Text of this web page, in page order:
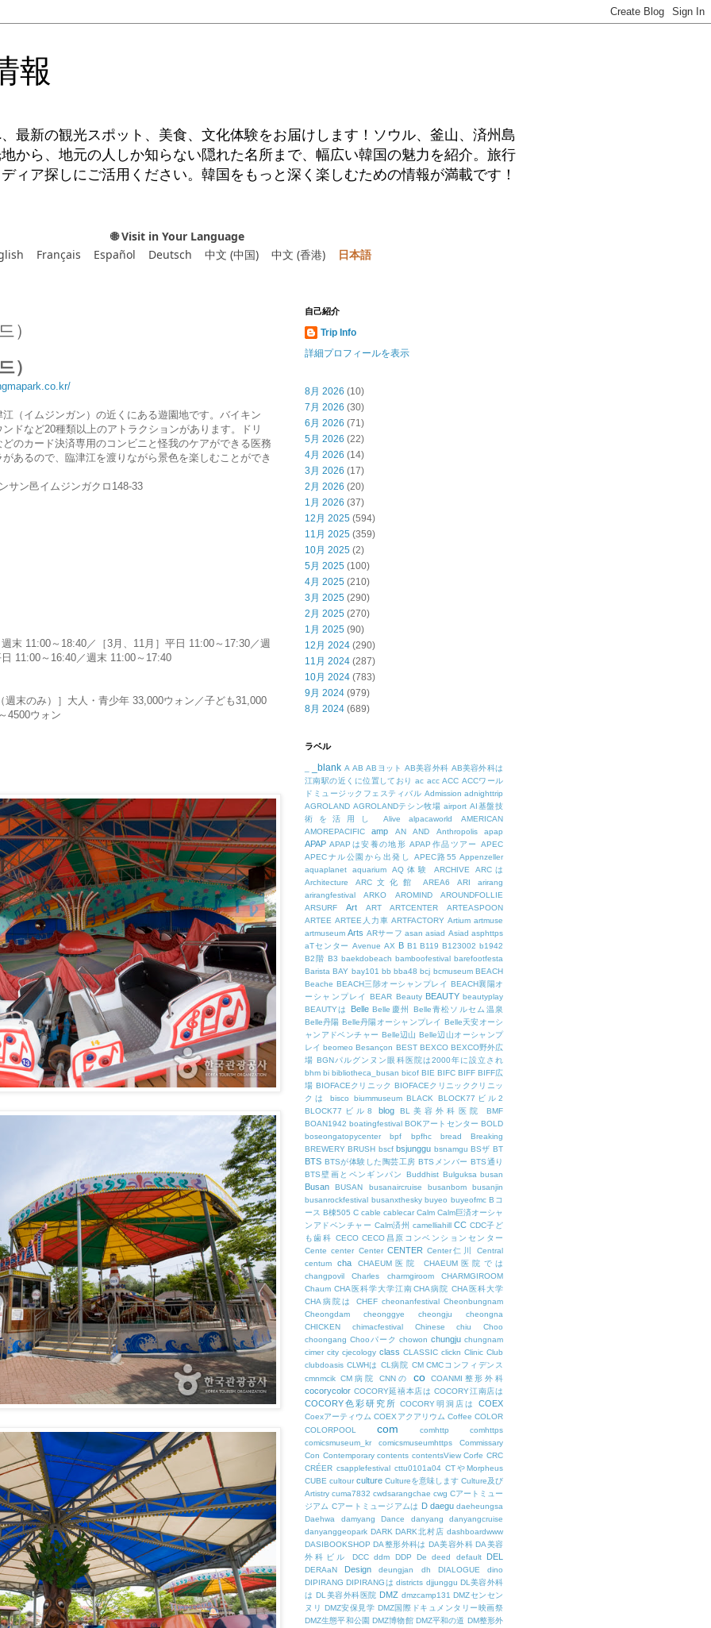
報
最新の観光スポット、美食、文化体験をお届けします！ソウル、釜山、済州島
から、地元の人しか知らない隠れた名所まで、幅広い韓国の魅力を紹介。旅行
ィア探しにご活用ください。韓国をもっと深く楽しむための情報が満載です！
🌐 Visit in Your Language
Français Español Deutsch 中文 (中国) 中文 (香港) 日本語
）
）
（イムジンガン）の近くにある遊園地です。バイキン
ドなど20種類以上のアトラクションがあります。ドリ
のカード決済専用のコンビニと怪我のケアができる医務
あるので、臨津江を渡りながら景色を楽しむことができ
サン邑イムジンガクロ148-33
末 11:00～18:40／［3月、11月］平日 11:00～17:30／週
11:00～16:40／週末 11:00～17:40
週末のみ）］大人・青少年 33,000ウォン／子ども31,000
4500ウォン
自己紹介
Trip Info
詳細プロフィールを表示
8月 2026 (10)
7月 2026 (30)
6月 2026 (71)
5月 2026 (22)
4月 2026 (14)
3月 2026 (17)
2月 2026 (20)
1月 2026 (37)
12月 2025 (594)
11月 2025 (359)
10月 2025 (2)
5月 2025 (100)
4月 2025 (210)
3月 2025 (290)
2月 2025 (270)
1月 2025 (90)
12月 2024 (290)
11月 2024 (287)
10月 2024 (783)
9月 2024 (979)
8月 2024 (689)
ラベル
_blank A AB ABヨット AB美容外科 AB美容外科は
江南駅の近くに位置しており ac acc ACC ACCワール
ドミュージックフェスティバル Admission adnighttrip
AGROLAND AGROLANDテシン牧場 airport AI基盤技
術を活用し
Alive alpacaworld
AMERICAN
AMOREPACIFIC
amp AN AND Anthropolis apap
APAP APAPは安養の地形 APAP作品ツアー
APEC
APECナル公園から出発し
APEC路55 Appenzeller
aquaplanet
aquarium AQ体験 ARCHIVE
ARCは
Architecture
ARC文化館 AREA6 ARI
arirang
arirangfestival
ARKO AROMIND
AROUNDFOLLIE
ARSURF
Art ART ARTCENTER
ARTEASPOON
ARTEE ARTEE人力車 ARTFACTORY Artium artmuse
artmuseum Arts ARサーフ asan asiad Asiad asphttps
aTセンター Avenue AX B B1 B119 B123002 b1942
B2階 B3 baekdobeach bamboofestival barefootfesta
Barista BAY bay101 bb bba48 bcj bcmuseum BEACH
Beache BEACH三陟オーシャンプレイ BEACH襄陽オ
ーシャンプレイ
BEAR Beauty BEAUTY beautyplay
BEAUTYは
Belle Belle慶州
Belle青松ソルセム温泉
Belle丹陽 Belle丹陽オーシャンプレイ Belle天安オーシ
ャンアドベンチャー Belle辺山 Belle辺山オーシャンプ
レイ beomeo Besançon BEST BEXCO BEXCO野外広
場 BGNパルグンヌン眼科医院は2000年に設立され
bhm bi bibliotheca_busan bicof BIE BIFC BIFF BIFF広
場 BIOFACEクリニック BIOFACEクリニッククリニッ
クは
bisco biummuseum BLACK
BLOCK77ビル2
BLOCK77ビル8
blog BL美容外科医院
BMF
BOAN1942 boatingfestival BOKアートセンター BOLD
boseongatopycenter
bpf bpfhc bread
Breaking
BREWERY BRUSH bscf bsjunggu bsnamgu BSザ BT
BTS BTSが体験した陶芸工房 BTSメンバー BTS通り
BTS壁画とペンギンパン
Buddhist Bulguksa busan
Busan BUSAN busanaircruise busanbom
busanjin
busanrockfestival busanxthesky buyeo buyeofmc Bコ
ース B棟505 C cable cablecar Calm Calm巨済オーシャ
ンアドベンチャー Calm済州 camelliahill CC CDC子ど
も歯科 CECO CECO昌原コンベンションセンター
Cente center Center CENTER Center仁川
Central
centum
cha CHAEUM医院
CHAEUM医院では
changpovil
Charles charmgiroom
CHARMGIROOM
Chaum CHA医科学大学江南CHA病院 CHA医科大学
CHA病院は
CHEF cheonanfestival Cheonbungnam
Cheongdam
cheonggye cheongju
cheongna
CHICKEN
chimacfestival Chinese chiu
Choo
choongang Chooパーク chowon chungju chungnam
cimer city cjecology class CLASSIC clickn Clinic Club
clubdoasis CLWHは CL病院 CM CMCコンフィデンス
cmnmcik CM病院 CNNの co COANMI整形外科
cocorycolor COCORY延禧本店は COCORY江南店は
COCORY色彩研究所 COCORY明洞店は COEX
Coexアーティウム COEXアクアリウム Coffee COLOR
COLORPOOL
com comhttp
comhttps
comicsmuseum_kr
comicsmuseumhttps
Commissary
Con Contemporary contents contentsView Corfe CRC
CRÉER csapplefestival cttu0101a04 CTやMorpheus
CUBE cultour culture Cultureを意味します Culture及び
Artistry cuma7832 cwdsarangchae cwg Cアートミュー
ジアム Cアートミュージアムは D daegu daeheungsa
Daehwa
damyang Dance danyang
danyangcruise
danyanggeopark DARK DARK北村店 dashboardwww
DASIBOOKSHOP DA整形外科は DA美容外科 DA美容
外科ビル
DCC ddm DDP De deed default DEL
DERAaN Design deungjan dh DIALOGUE
dino
DIPIRANG DIPIRANGは districts djjunggu DL美容外科
は DL美容外科医院 DMZ dmzcamp131 DMZセンセン
ヌリ DMZ安保見学 DMZ国際ドキュメンタリー映画祭
DMZ生態平和公園 DMZ博物館 DMZ平和の道 DM整形外